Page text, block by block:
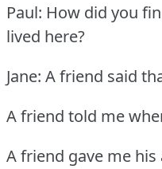
Paul: How did you
lived here?
Jane: A friend said
A friend told me
A friend gave me his